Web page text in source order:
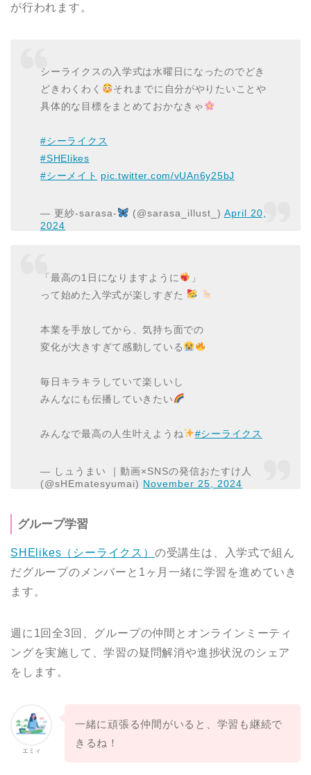
が行われます。
シーライクスの入学式は水曜日になったのでどき
どきわくわく
それまでに自分がやりたいことや
具体的な目標をまとめておかなきゃ
#シーライクス
#SHElikes
#シーメイト pic.twitter.com/vUAn6y25bJ
— 更紗-sarasa- (@sarasa_illust_) April 20,
2024
「最高の1日になりますように
」
って始めた入学式が楽しすぎた
本業を手放してから、気持ち面での
変化が大きすぎて感動している
毎日キラキラしていて楽しいし
みんなにも伝播していきたい
みんなで最高の人生叶えようね #シーライクス
— しュうまい ｜動画×SNSの発信おたすけ人
(@sHEmatesyumai) November 25, 2024
グループ学習
SHElikes（シーライクス） の受講生は、入学式で組ん
だグループのメンバーと1ヶ月一緒に学習を進めていき
ます。
週に1回全3回、グループの仲間とオンラインミーティ
ングを実施して、学習の疑問解消や進捗状況のシェア
をします。
エミィ
一緒に頑張る仲間がいると、学習も継続で
きるね！